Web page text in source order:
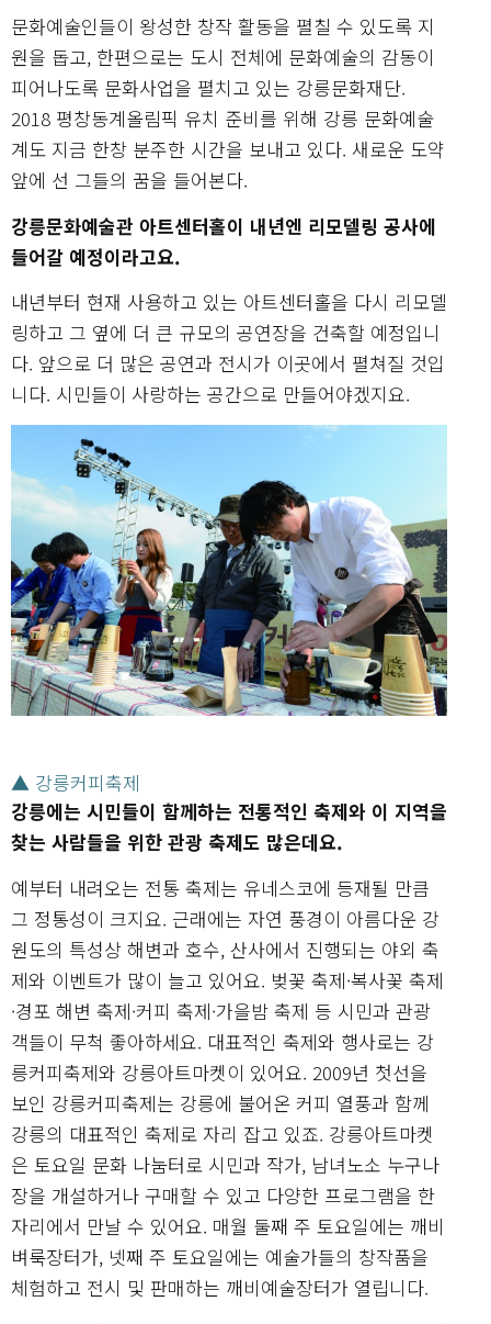
문화예술인들이 왕성한 창작 활동을 펼칠 수 있도록 지
원을 돕고, 한편으로는 도시 전체에 문화예술의 감동이
피어나도록 문화사업을 펼치고 있는 강릉문화재단.
2018 평창동계올림픽 유치 준비를 위해 강릉 문화예술
계도 지금 한창 분주한 시간을 보내고 있다. 새로운 도약
앞에 선 그들의 꿈을 들어본다.
강릉문화예술관 아트센터홀이 내년엔 리모델링 공사에
들어갈 예정이라고요.
내년부터 현재 사용하고 있는 아트센터홀을 다시 리모델
링하고 그 옆에 더 큰 규모의 공연장을 건축할 예정입니
다. 앞으로 더 많은 공연과 전시가 이곳에서 펼쳐질 것입
니다. 시민들이 사랑하는 공간으로 만들어야겠지요.
▲ 강릉커피축제
강릉에는 시민들이 함께하는 전통적인 축제와 이 지역을
찾는 사람들을 위한 관광 축제도 많은데요.
예부터 내려오는 전통 축제는 유네스코에 등재될 만큼
그 정통성이 크지요. 근래에는 자연 풍경이 아름다운 강
원도의 특성상 해변과 호수, 산사에서 진행되는 야외 축
제와 이벤트가 많이 늘고 있어요. 벚꽃 축제·복사꽃 축제
·경포 해변 축제·커피 축제·가을밤 축제 등 시민과 관광
객들이 무척 좋아하세요. 대표적인 축제와 행사로는 강
릉커피축제와 강릉아트마켓이 있어요. 2009년 첫선을
보인 강릉커피축제는 강릉에 불어온 커피 열풍과 함께
강릉의 대표적인 축제로 자리 잡고 있죠. 강릉아트마켓
은 토요일 문화 나눔터로 시민과 작가, 남녀노소 누구나
장을 개설하거나 구매할 수 있고 다양한 프로그램을 한
자리에서 만날 수 있어요. 매월 둘째 주 토요일에는 깨비
벼룩장터가, 넷째 주 토요일에는 예술가들의 창작품을
체험하고 전시 및 판매하는 깨비예술장터가 열립니다.